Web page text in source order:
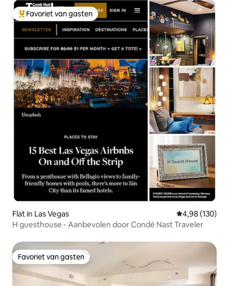
Topfavoriet van gasten
Favoriet van gasten
Flat in Las Vegas Gemiddelde
4,98 (130)
H guesthouse - Aanbevolen door Condé Nast Traveler
Favoriet van gasten
Favoriet van gasten